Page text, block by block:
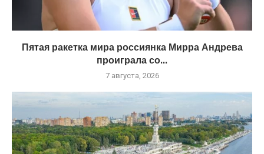
Пятая ракетка мира россиянка Мирра Андрева
проиграла со...
7 августа, 2026